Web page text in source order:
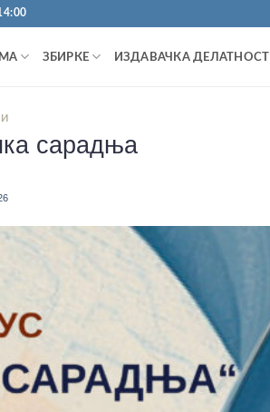
ЗБИРКЕ ИЗДАВАЧКА ДЕЛАТНОСТ
сарадња